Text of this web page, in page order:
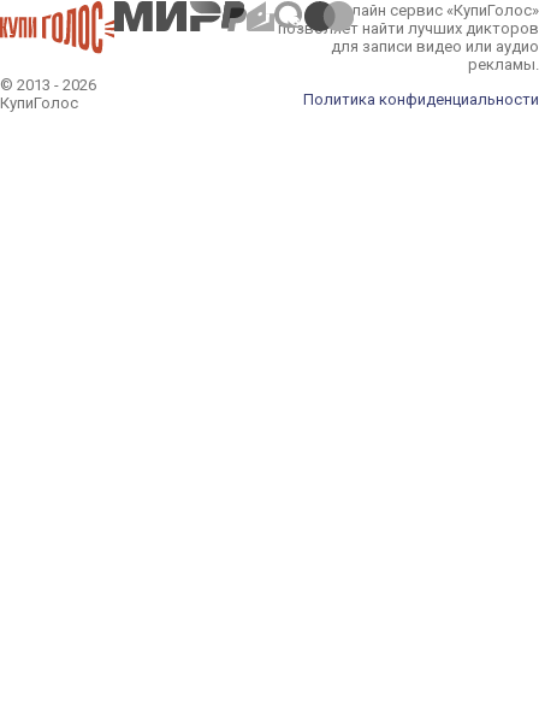
© 2013 - 2026
КупиГолос
Онлайн сервис «КупиГолос»
позволяет найти лучших дикторов
для записи видео или аудио
рекламы.
Политика конфиденциальности